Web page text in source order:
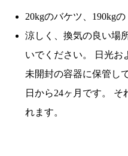
20kgのバケツ、190kg
涼しく、換気の良い場
いでください。 日光お
未開封の容器に保管し
日から24ヶ月です。
れます。